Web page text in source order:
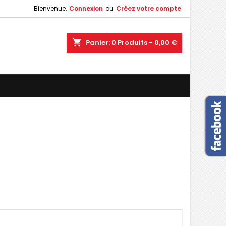
Bienvenue, Connexion ou Créez votre compte
shopping_cart Panier: 0 Produits - 0,00 €